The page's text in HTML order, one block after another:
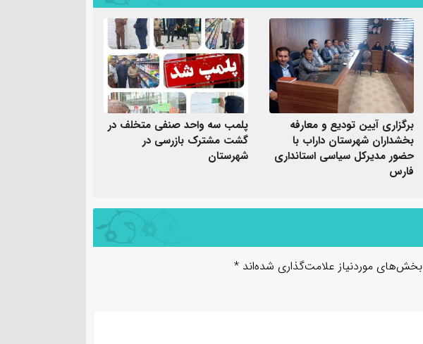
برگزاری آیین تودیع و معارفه
بخشداران شهرستان داراب با
حضور مدیرکل سیاسی استانداری
فارس
پلمب سه واحد صنفی متخلف در
گشت مشترک بازرسی در
شهرستان
بخش‌های موردنیاز علامت‌گذاری شده‌اند *